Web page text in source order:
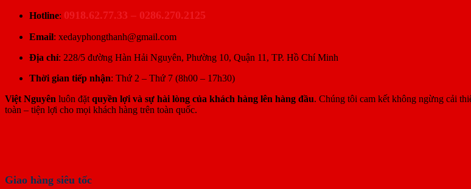
Hotline: 0918.62.77.33 – 0286.270.2125
Email: xedayphongthanh@gmail.com
Địa chỉ: 228/5 đường Hàn Hải Nguyên, Phường 10, Quận 11, TP. Hồ Chí Minh
Thời gian tiếp nhận: Thứ 2 – Thứ 7 (8h00 – 17h30)
Việt Nguyên luôn đặt quyền lợi và sự hài lòng của khách hàng lên hàng đầu. Chúng tôi cam kết không ngừng cải
toàn – tiện lợi cho mọi khách hàng trên toàn quốc.
Giao hàng siêu tốc